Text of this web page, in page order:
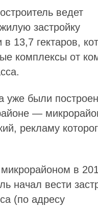
ведет
застройку
в 13,7 гектаров,
комплексы от
уже были
—
рекламу
в
начал вести
(по адресу